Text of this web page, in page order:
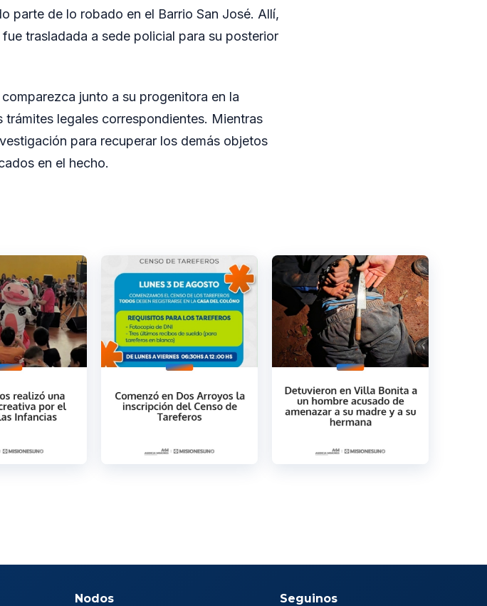
parte de lo robado en el Barrio San José. Allí,
trasladada a sede policial para su posterior
junto a su progenitora en la
legales correspondientes. Mientras
para recuperar los demás objetos
en el hecho.
Nodos Seguinos